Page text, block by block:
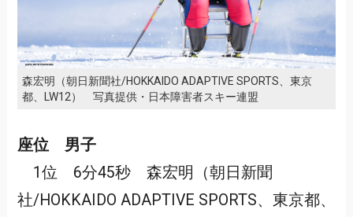
森宏明（朝日新聞社/HOKKAIDO ADAPTIVE SPORTS、東京
都、LW12） 写真提供・日本障害者スキー連盟
座位 男子
1位 6分45秒 森宏明（朝日新聞
社/HOKKAIDO ADAPTIVE SPORTS、東京都、